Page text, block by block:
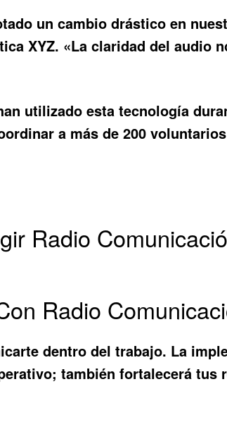
un cambio drástico en
XYZ. «La claridad del audio
utilizado esta tecnología
a más de 200
Radio
Radio
dentro del trabajo. La
también fortalecerá tus